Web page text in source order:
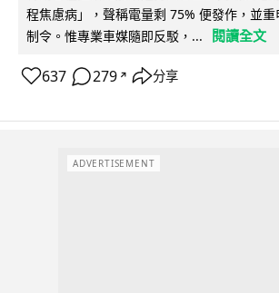
程焦慮病」，聲稱電量剩 75% 便發作，並
制令。惟專業車媒隨即反駁，...
閱讀全文
637 279 ↗ 分享
ADVERTISEMENT